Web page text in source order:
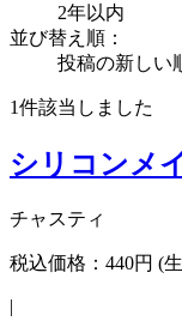
2年以内
並び替え順：
投稿の新しい
1件該当しました
シリコンメ
チャスティ
税込価格：440円 (
|